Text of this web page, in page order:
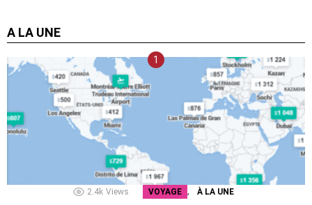
A LA UNE
2.4k Views VOYAGE À LA UNE